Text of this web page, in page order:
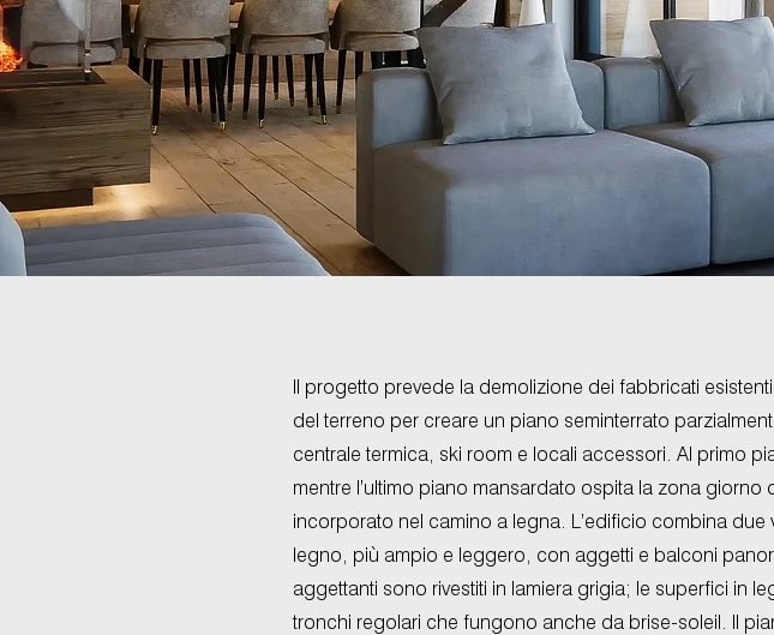
Casa
Il progetto prevede la demolizione dei fabbricati
del terreno per creare un piano seminterrato
centrale termica, ski room e locali accessori. Al primo
mentre l’ultimo piano mansardato ospita la zona
incorporato nel camino a legna. L’edificio combina
legno, più ampio e leggero, con aggetti e balconi
aggettanti sono rivestiti in lamiera grigia; le superfici in
tronchi regolari che fungono anche da brise-soleil. Il